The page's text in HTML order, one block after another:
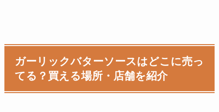
ガーリックバターソースはどこに売っ
てる？買える場所・店舗を紹介